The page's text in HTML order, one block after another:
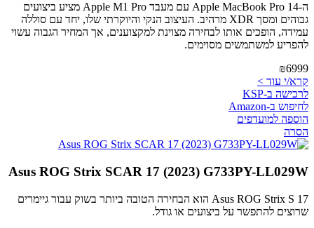
ה-Apple MacBook Pro 14 עם מעבד Apple M1 Pro מציע ביצועים
גבוהים ומסך XDR מרהיב. העיצוב הנקי והיוקרתי שלו, יחד עם סוללה
עמידה, הופכים אותו לבחירה מצוינת למקצוענים, אך המחיר הגבוה עשוי
להפריע למשתמשים מסוימים.
₪6999
קרא/י עוד >
לרכישה ב-KSP
לחיפוש ב-Amazon
הוספה למועדפים
הסרה
Asus ROG Strix SCAR 17 (2023) G733PY-LL029W
Asus ROG Strix S 17 הוא הבחירה הטובה ביותר בשוק עבור גיימרים
שרוצים להתפשר על ביצועים או גודל.